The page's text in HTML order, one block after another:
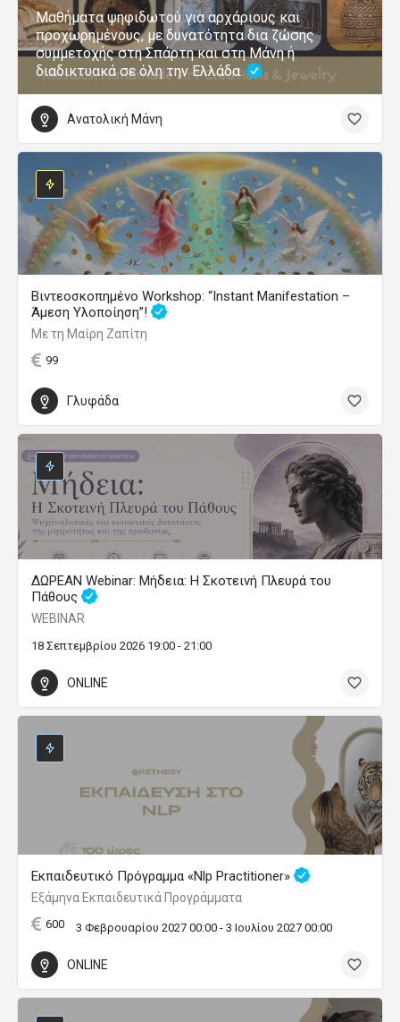
Μαθήματα ψηφιδωτού για αρχάριους και
προχωρημένους, με δυνατότητα δια ζώσης
συμμετοχής στη Σπάρτη και στη Μάνη ή
διαδικτυακά σε όλη την Ελλάδα.
Ανατολική Μάνη
Βιντεοσκοπημένο Workshop: “Instant Manifestation –
Άμεση Υλοποίηση”!
Με τη Μαίρη Ζαπίτη
99
Γλυφάδα
ΔΩΡΕΑΝ Webinar: Μήδεια: Η Σκοτεινή Πλευρά του
Πάθους
WEBINAR
18 Σεπτεμβρίου 2026 19:00 - 21:00
ONLINE
Εκπαιδευτικό Πρόγραμμα «Nlp Practitioner»
Εξάμηνα Εκπαιδευτικά Προγράμματα
600 3 Φεβρουαρίου 2027 00:00 - 3 Ιουλίου 2027 00:00
ONLINE